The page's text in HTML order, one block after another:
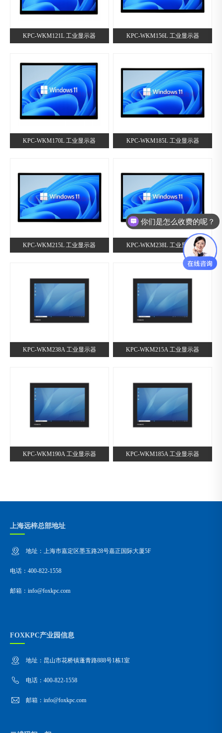
KPC-WKM121L 工业显示器 KPC-WKM156L 工业显示器
KPC-WKM170L 工业显示器 KPC-WKM185L 工业显示器
KPC-WKM215L 工业显示器 KPC-WKM238L 工业显示器
KPC-WKM238A 工业显示器 KPC-WKM215A 工业显示器
KPC-WKM190A 工业显示器 KPC-WKM185A 工业显示器
上海远梓总部地址
地址：上海市嘉定区墨玉路28号嘉正国际大厦5F
电话：400-822-1558
邮箱：info@foxkpc.com
FOXKPC产业园信息
地址：昆山市花桥镇蓬青路888号1栋1室
电话：400-822-1558
邮箱：info@foxkpc.com
你们是怎么收费的呢？